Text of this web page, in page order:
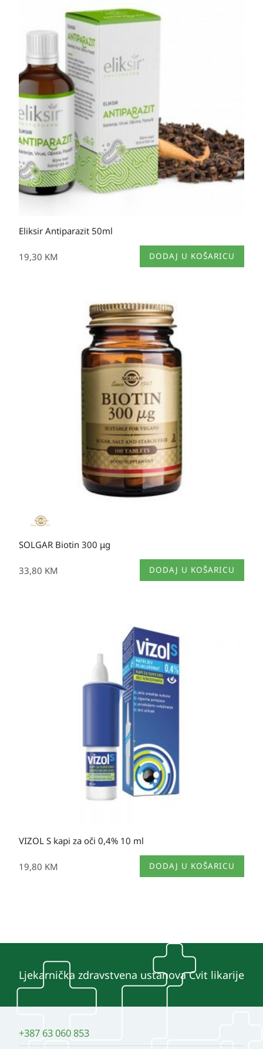
Eliksir Antiparazit 50ml
19,30 KM DODAJ U KOŠARICU
SOLGAR Biotin 300 μg
33,80 KM DODAJ U KOŠARICU
VIZOL S kapi za oči 0,4% 10 ml
19,80 KM DODAJ U KOŠARICU
Ljekarnička zdravstvena ustanova Cvit likarije
+387 63 060 853